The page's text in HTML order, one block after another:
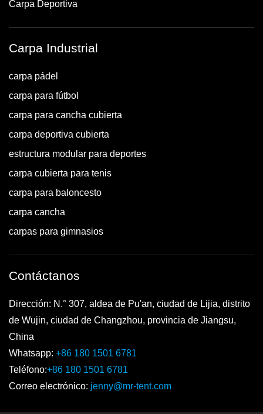
Carpa Deportiva
Carpa Industrial
carpa pádel
carpa para fútbol
carpa para cancha cubierta
carpa deportiva cubierta
estructura modular para deportes
carpa cubierta para tenis
carpa para baloncesto
carpa cancha
carpas para gimnasios
Contáctanos
Dirección: N.° 307, aldea de Pu'an, ciudad de Lijia, distrito
de Wujin, ciudad de Changzhou, provincia de Jiangsu,
China
Whatsapp: +86 180 1501 6781
Teléfono:+86 180 1501 6781
Correo electrónico: jenny@mr-tent.com